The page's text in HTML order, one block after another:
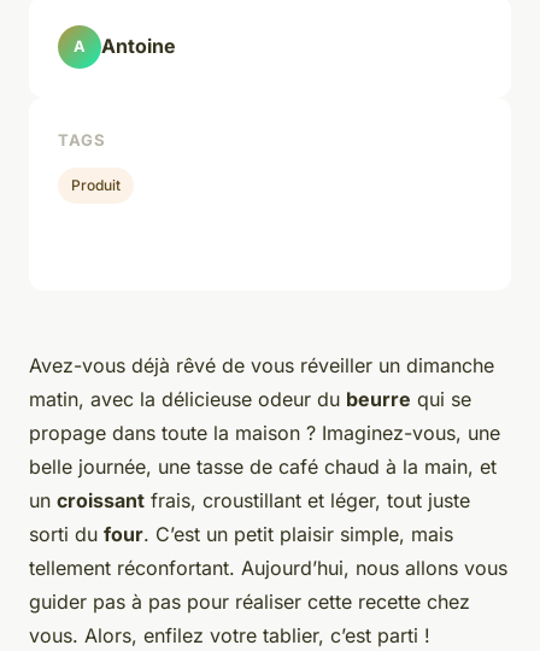
Avez-vous déjà rêvé de vous réveiller un dimanche
matin, avec la délicieuse odeur du beurre qui se
propage dans toute la maison ? Imaginez-vous, une
belle journée, une tasse de café chaud à la main, et
un croissant frais, croustillant et léger, tout juste
sorti du four. C’est un petit plaisir simple, mais
tellement réconfortant. Aujourd’hui, nous allons vous
guider pas à pas pour réaliser cette recette chez
vous. Alors, enfilez votre tablier, c’est parti !
A Antoine
TAGS
Produit